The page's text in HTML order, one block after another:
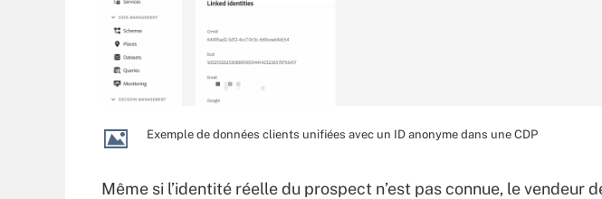
Exemple de données clients unifiées avec un ID anonyme dans une CDP
Même si l’identité réelle du prospect n’est pas connue, le vendeur